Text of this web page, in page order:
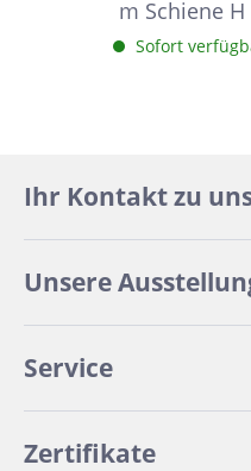
m Schiene
Sofort
Ihr Kontakt zu
Unsere
Service
Zertifikate